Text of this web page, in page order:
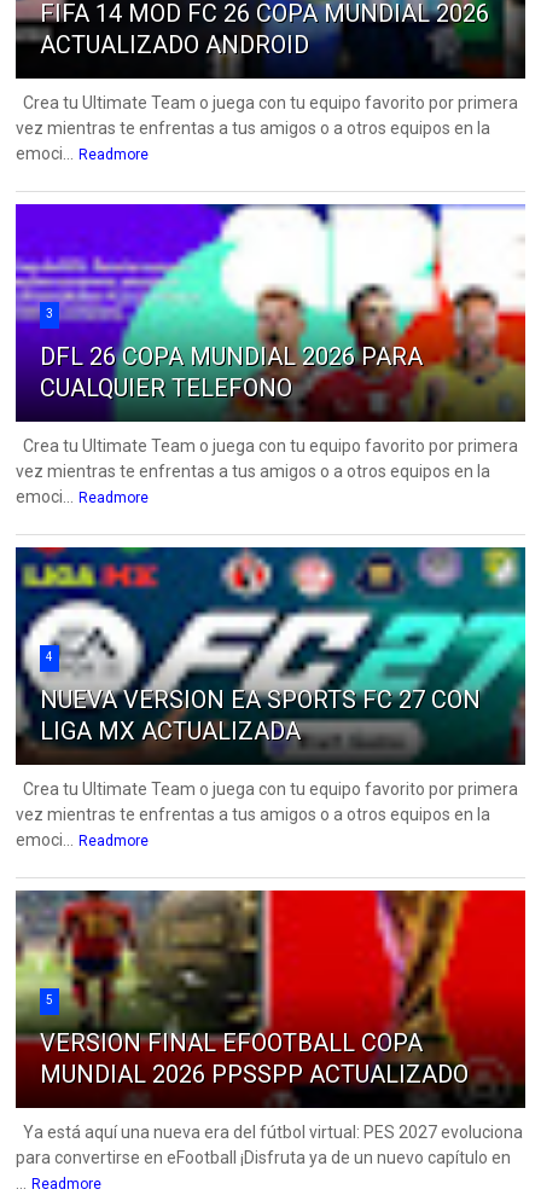
FIFA 14 MOD FC 26 COPA MUNDIAL 2026
ACTUALIZADO ANDROID
Crea tu Ultimate Team o juega con tu equipo favorito por primera
vez mientras te enfrentas a tus amigos o a otros equipos en la
emoci... Readmore
3
DFL 26 COPA MUNDIAL 2026 PARA
CUALQUIER TELEFONO
Crea tu Ultimate Team o juega con tu equipo favorito por primera
vez mientras te enfrentas a tus amigos o a otros equipos en la
emoci... Readmore
4
NUEVA VERSION EA SPORTS FC 27 CON
LIGA MX ACTUALIZADA
Crea tu Ultimate Team o juega con tu equipo favorito por primera
vez mientras te enfrentas a tus amigos o a otros equipos en la
emoci... Readmore
5
VERSION FINAL EFOOTBALL COPA
MUNDIAL 2026 PPSSPP ACTUALIZADO
Ya está aquí una nueva era del fútbol virtual: PES 2027 evoluciona
para convertirse en eFootball ¡Disfruta ya de un nuevo capítulo en
... Readmore